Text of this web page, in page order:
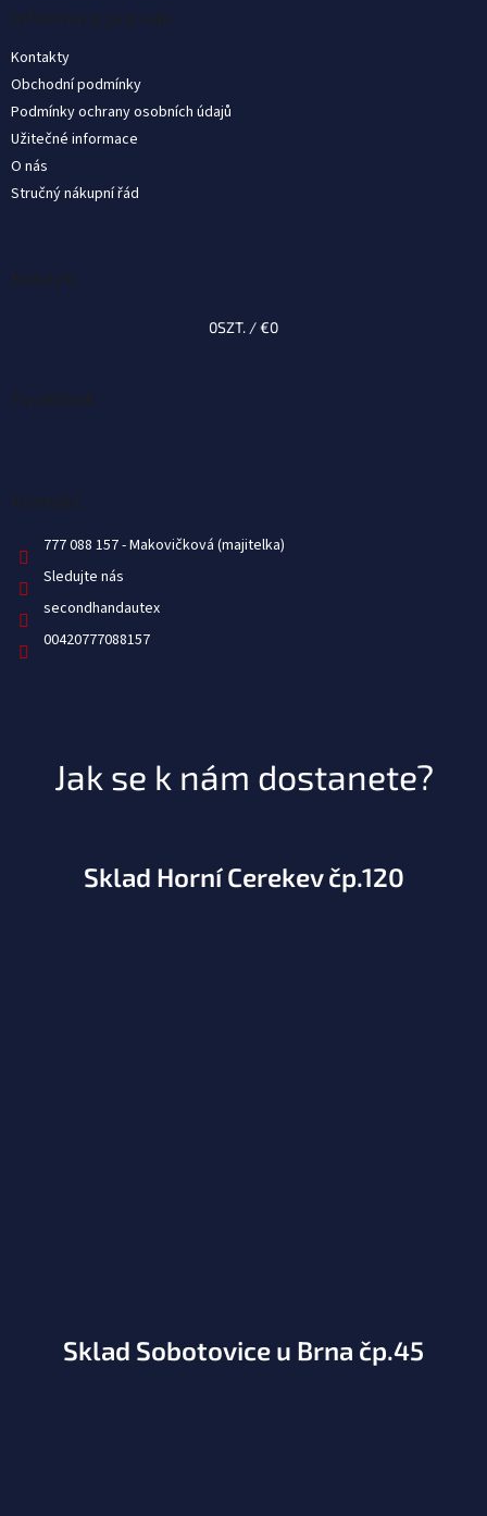
Informace pro vás
Kontakty
Obchodní podmínky
Podmínky ochrany osobních údajů
Užitečné informace
O nás
Stručný nákupní řád
Koszyk
0SZT. /€0
Facebook
Kontakt
777 088 157
Sledujte nás
secondhandautex
00420777088157
Jak se k nám dostanete?
Sklad Horní Cerekev čp.120
Sklad Sobotovice u Brna čp.45